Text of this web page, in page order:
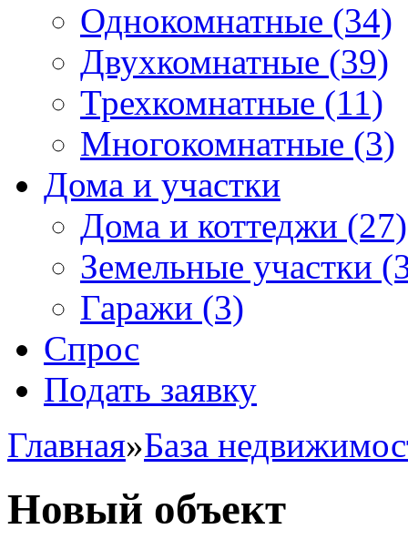
Однокомнатные (34)
Двухкомнатные (39)
Трехкомнатные (11)
Многокомнатные (3)
Дома и участки
Дома и коттеджи (27)
Земельные участки
Гаражи (3)
Спрос
Подать заявку
Главная»База
Новый объект